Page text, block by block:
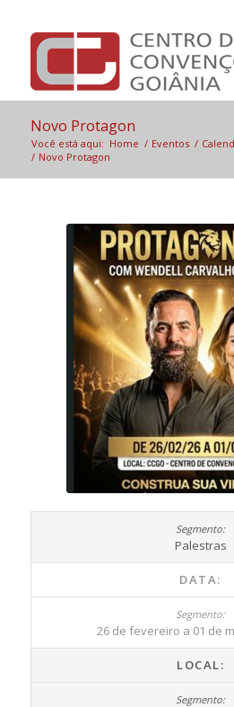
Novo Protagon
Você está aqui: Home / Eventos /
/ Novo Protagon
Palestras
DATA:
26 de fevereiro a 01 de
LOCAL: